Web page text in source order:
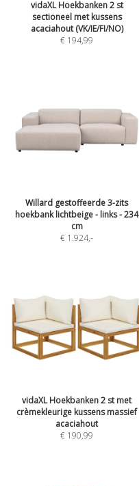
vidaXL Hoekbanken 2 st
sectioneel met kussens
acaciahout (VK/IE/FI/NO)
€ 194,99
Willard gestoffeerde 3-zits
hoekbank lichtbeige - links - 234
cm
€ 1.924,-
vidaXL Hoekbanken 2 st met
crèmekleurige kussens massief
acaciahout
€ 190,99